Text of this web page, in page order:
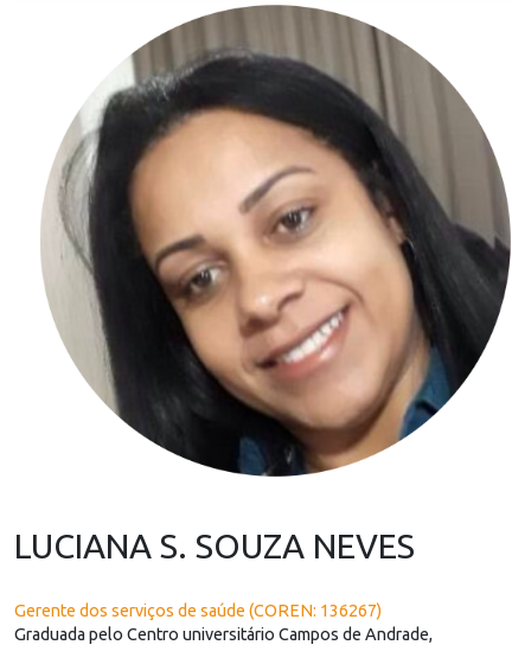
LUCIANA S. SOUZA NEVES
Gerente dos serviços de saúde (COREN: 136267)
Graduada pelo Centro universitário Campos de Andrade,